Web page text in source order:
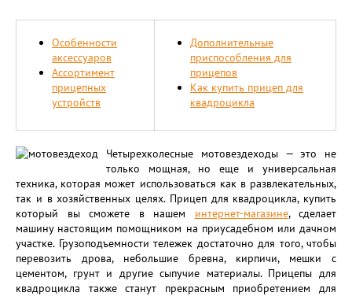
Особенности
аксессуаров
Ассортимент
прицепных
устройств
Дополнительные
приспособления для
прицепов
Как купить прицеп для
квадроцикла
Четырехколесные мотовездеходы — это не
только мощная, но еще и универсальная
техника, которая может использоваться как в развлекательных,
так и в хозяйственных целях. Прицеп для квадроцикла, купить
который вы сможете в нашем интернет-магазине, сделает
машину настоящим помощником на приусадебном или дачном
участке. Грузоподъемности тележек достаточно для того, чтобы
перевозить дрова, небольшие бревна, кирпичи, мешки с
цементом, грунт и другие сыпучие материалы. Прицепы для
квадроцикла также станут прекрасным приобретением для